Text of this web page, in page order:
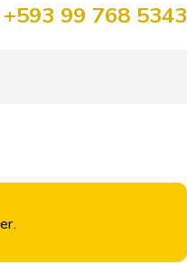
+593 99 768 5343